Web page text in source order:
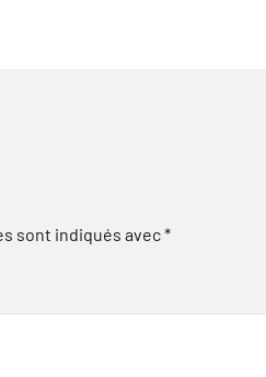
sont indiqués avec*